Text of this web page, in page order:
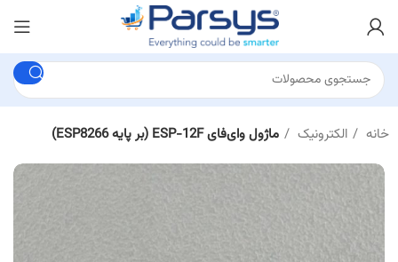
خانه الکترونیک ماژول وای‌فای ESP-12F (بر پایه ESP8266)